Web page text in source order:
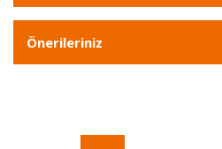
Önerileriniz